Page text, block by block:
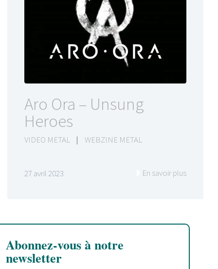
Aro Ora – Unsung
Heroes
VIDEO METAL | WEBZINE METAL
27 avril 2023 En savoir plus
Abonnez-vous à notre
newsletter